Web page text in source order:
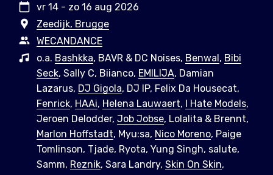
vr 14 - zo 16 aug 2026
Zeedijk, Brugge
WECANDANCE
o.a. Bashkka, BAVR & DC Noises, Benwal , Bibi
Seck, Sally C, Biianco, EMILIJA, Damian
Lazarus, DJ Gigola, DJ IP, Felix Da Housecat,
Fenrick, HAAi, Helena Lauwaert, I Hate Models,
Jeroen Delodder, Job Jobse, Lolalita & Brennt,
Marlon Hoffstadt, Myu:sa, Nico Moreno, Paige
Tomlinson, Tjade, Ryota, Yung Singh, salute,
Samm, Reznik, Sara Landry, Skin On Skin,